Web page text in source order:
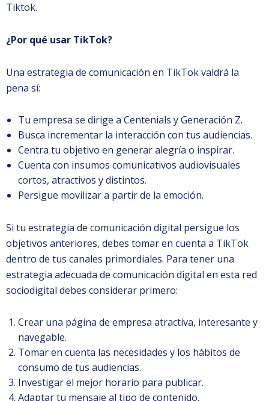
Tiktok.
¿Por qué usar TikTok?
Una estrategia de comunicación en TikTok valdrá la
pena sí:
Tu empresa se dirige a Centenials y Generación Z.
Busca incrementar la interacción con tus audiencias.
Centra tu objetivo en generar alegría o inspirar.
Cuenta con insumos comunicativos audiovisuales
cortos, atractivos y distintos.
Persigue movilizar a partir de la emoción.
Si tu estrategia de comunicación digital persigue los
objetivos anteriores, debes tomar en cuenta a TikTok
dentro de tus canales primordiales. Para tener una
estrategia adecuada de comunicación digital en esta red
sociodigital debes considerar primero:
Crear una página de empresa atractiva, interesante y
navegable.
Tomar en cuenta las necesidades y los hábitos de
consumo de tus audiencias.
Investigar el mejor horario para publicar.
Adaptar tu mensaje al tipo de contenido.